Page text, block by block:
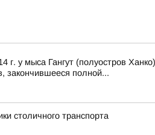
у мыса Гангут (полуостров
закончившееся полной...
столичного транспорта